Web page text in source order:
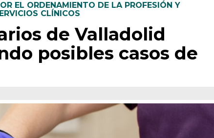
EL ORDENAMIENTO DE LA PROFESIÓN Y
CLÍNICOS
de Valladolid
posibles casos de